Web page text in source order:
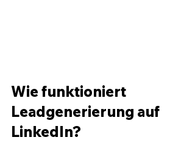
Wie funktioniert
Leadgenerierung auf
LinkedIn?